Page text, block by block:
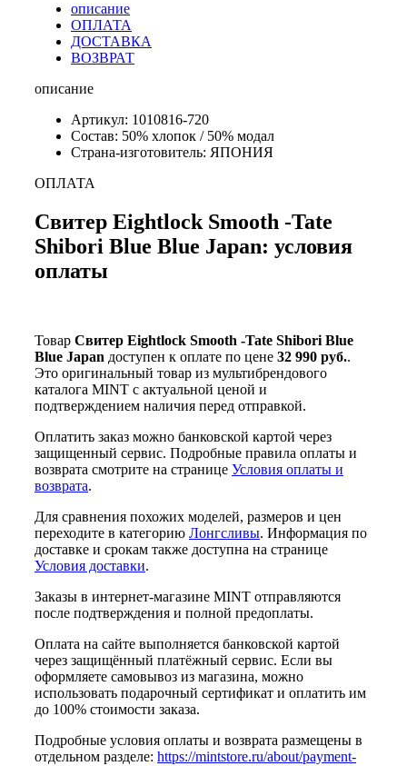
описание
ОПЛАТА
ДОСТАВКА
ВОЗВРАТ
описание
Артикул: 1010816-720
Состав: 50% хлопок / 50% модал
Страна-изготовитель: ЯПОНИЯ
ОПЛАТА
Свитер Eightlock Smooth -Tate
Shibori Blue Blue Japan: условия
оплаты
Товар Свитер Eightlock Smooth -Tate Shibori Blue
Blue Japan доступен к оплате по цене 32 990 руб..
Это оригинальный товар из мультибрендового
каталога MINT с актуальной ценой и
подтверждением наличия перед отправкой.
Оплатить заказ можно банковской картой через
защищенный сервис. Подробные правила оплаты и
возврата смотрите на странице Условия оплаты и
возврата.
Для сравнения похожих моделей, размеров и цен
переходите в категорию Лонгсливы. Информация по
доставке и срокам также доступна на странице
Условия доставки.
Заказы в интернет-магазине MINT отправляются
после подтверждения и полной предоплаты.
Оплата на сайте выполняется банковской картой
через защищённый платёжный сервис. Если вы
оформляете самовывоз из магазина, можно
использовать подарочный сертификат и оплатить им
до 100% стоимости заказа.
Подробные условия оплаты и возврата размещены в
отдельном разделе: https://mintstore.ru/about/payment-